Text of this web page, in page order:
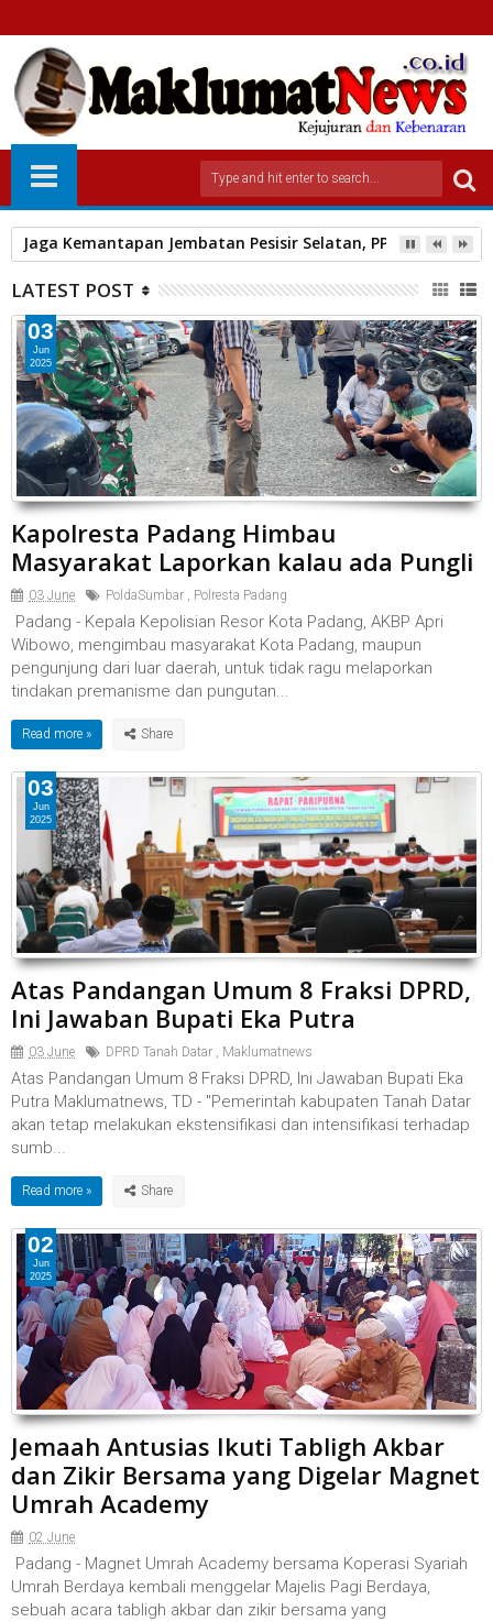
Jaga Kemantapan Jembatan Pesisir Selatan, PPK 2.4
LATEST POST
Kapolresta Padang Himbau
Masyarakat Laporkan kalau ada Pungli
03 June PoldaSumbar , Polresta Padang
Padang - Kepala Kepolisian Resor Kota Padang, AKBP Apri
Wibowo, mengimbau masyarakat Kota Padang, maupun
pengunjung dari luar daerah, untuk tidak ragu melaporkan
tindakan premanisme dan pungutan...
Read more »
03
Jun
2025
Atas Pandangan Umum 8 Fraksi DPRD,
Ini Jawaban Bupati Eka Putra
03 June DPRD Tanah Datar , Maklumatnews
Atas Pandangan Umum 8 Fraksi DPRD, Ini Jawaban Bupati Eka
Putra Maklumatnews, TD - "Pemerintah kabupaten Tanah Datar
akan tetap melakukan ekstensifikasi dan intensifikasi terhadap
sumb...
Read more »
03
Jun
2025
Jemaah Antusias Ikuti Tabligh Akbar
dan Zikir Bersama yang Digelar Magnet
Umrah Academy
02 June
Padang - Magnet Umrah Academy bersama Koperasi Syariah
Umrah Berdaya kembali menggelar Majelis Pagi Berdaya,
sebuah acara tabligh akbar dan zikir bersama yang
02
Jun
2025